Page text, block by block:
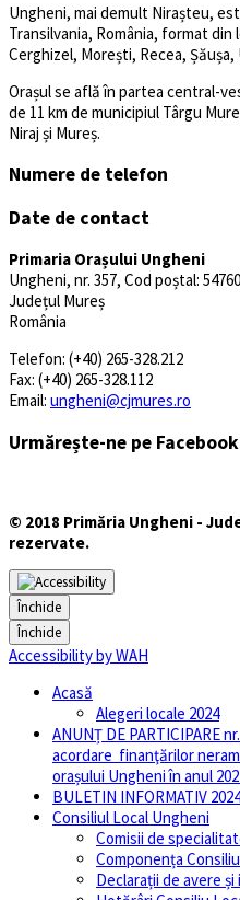
Ungheni, mai demult Nirașteu,
Transilvania, România, format
Cerghizel, Morești, Recea, Șăușa,
Orașul se află în partea central-
de 11 km de municipiul Târgu
Niraj și Mureș.
Numere de telefon
Date de contact
Primaria Orașului Ungheni
Ungheni, nr. 357, Cod poștal:
Județul Mureș
România
Telefon: (+40) 265-328.212
Fax: (+40) 265-328.112
Email: ungheni@cjmures.ro
Urmărește-ne pe
© 2018 Primăria Ungheni -
rezervate.
Închide
Închide
Accessibility by WAH
Acasă
Alegeri locale 2024
ANUNȚ DE PARTICIPARE
acordare finanţărilor
orașului Ungheni în anul
BULETIN INFORMATIV 2024
Consiliul Local Ungheni
Comisii de
Componența
Declarații de avere